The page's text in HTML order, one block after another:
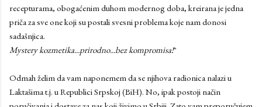
recepturama, obogaćenim duhom modernog doba, kreirana je jedna
priča za sve one koji su postali svesni problema koje nam donosi
sadašnjica.
Mystery kozmetika...prirodno...bez kompromisa!"
Odmah želim da vam naponemem da se njihova radionica nalazi u
Laktašima t.j. u Republici Srpskoj (BiH). No, ipak postoji način